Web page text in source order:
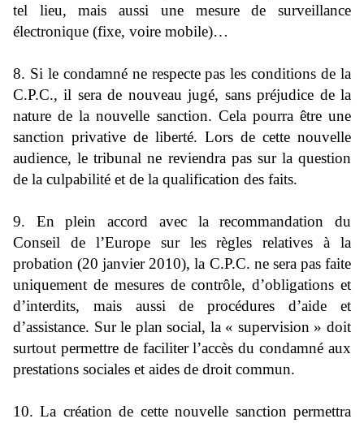
tel lieu, mais aussi une mesure de surveillance
électronique (fixe, voire mobile)…
8. Si le condamné ne respecte pas les conditions de la
C.P.C., il sera de nouveau jugé, sans préjudice de la
nature de la nouvelle sanction. Cela pourra être une
sanction privative de liberté. Lors de cette nouvelle
audience, le tribunal ne reviendra pas sur la question
de la culpabilité et de la qualification des faits.
9. En plein accord avec la recommandation du
Conseil de l’Europe sur les règles relatives à la
probation (20 janvier 2010), la C.P.C. ne sera pas faite
uniquement de mesures de contrôle, d’obligations et
d’interdits, mais aussi de procédures d’aide et
d’assistance. Sur le plan social, la « supervision » doit
surtout permettre de faciliter l’accès du condamné aux
prestations sociales et aides de droit commun.
10. La création de cette nouvelle sanction permettra